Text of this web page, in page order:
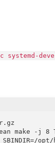
make -j 8